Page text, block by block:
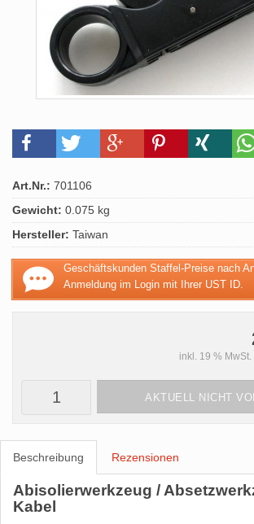
Art.Nr.: 701106
Gewicht: 0.075 kg
Hersteller: Taiwan
Geschäftskunden Staffel-Preise nach
Anmeldung im Login mit Ihrer UST ID.
inkl. 19 % MwSt.
AKTUELL NICHT
Beschreibung Rezensionen
Abisolierwerkzeug /
Kabel